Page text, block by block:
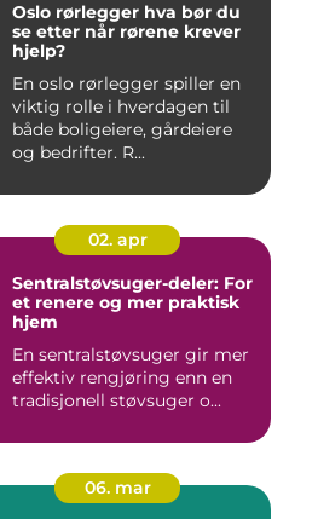
Oslo rørlegger hva bør du
se etter når rørene krever
hjelp?
En oslo rørlegger spiller en
viktig rolle i hverdagen til
både boligeiere, gårdeiere
og bedrifter. R...
02. apr
Sentralstøvsuger-deler: For
et renere og mer praktisk
hjem
En sentralstøvsuger gir mer
effektiv rengjøring enn en
tradisjonell støvsuger o...
06. mar